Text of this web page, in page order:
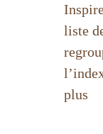
liste
plus